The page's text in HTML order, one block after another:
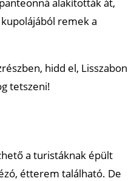
remek a
hidd el, Lisszabon
tetszeni!
a turistáknak épült
étterem található. De